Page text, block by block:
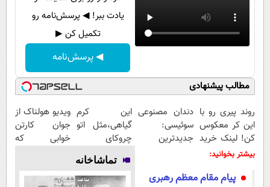
یادت ببر! ◀ پرسش‌نامه رو
تکمیل کن ▶
◀ پرسش‌نامه
مطالب پیشنهادی
روند پیری رو با
این کر معکوس
کن! لینک خرید
محصول
دندان مصنوعی
سوئیسی:
جدیدترین
پرداخت قسطی
این کرم
گیاهی،مثل اتو
چروکای
پوستتوصاف
میکنه!50%تخفیف
ویدیو هولناک از
جوان کارتن
خوابی که
بیشتر بخوانید:
پیام مقام معظم رهبری
تماشاخانه